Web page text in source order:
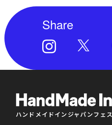
Share
ハンドメイドインジャパンフェス